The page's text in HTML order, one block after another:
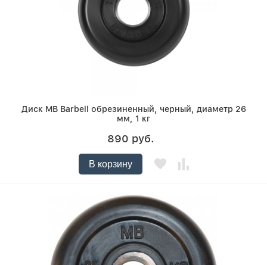
Диск MB Barbell обрезиненный, черный, диаметр 26
мм, 1 кг
890 руб.
В корзину